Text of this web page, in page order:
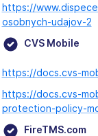
https://
osobnych-udajov-2
CVS Mobile
https://docs.cvs-
https://docs.cvs-
protection-policy-
FireTMS.com